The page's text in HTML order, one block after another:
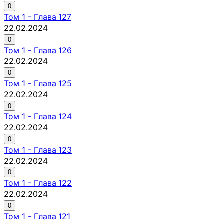
0
Том 1 - Глава 127
22.02.2024
0
Том 1 - Глава 126
22.02.2024
0
Том 1 - Глава 125
22.02.2024
0
Том 1 - Глава 124
22.02.2024
0
Том 1 - Глава 123
22.02.2024
0
Том 1 - Глава 122
22.02.2024
0
Том 1 - Глава 121